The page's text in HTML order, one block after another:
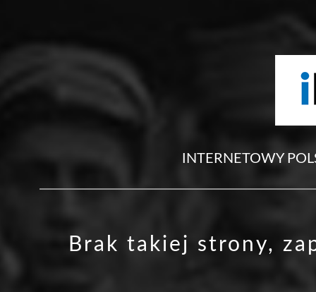
INTERNETOWY
Brak takiej strony,